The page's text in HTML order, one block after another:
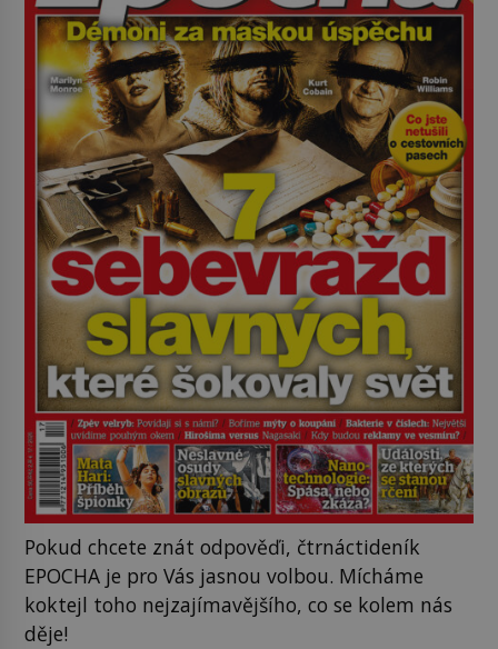
Pokud chcete znát odpověďi, čtrnáctideník
EPOCHA je pro Vás jasnou volbou. Mícháme
koktejl toho nejzajímavějšího, co se kolem nás
děje!